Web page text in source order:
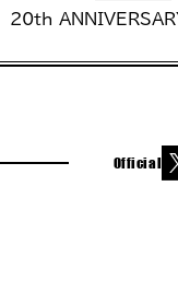
20th
Official